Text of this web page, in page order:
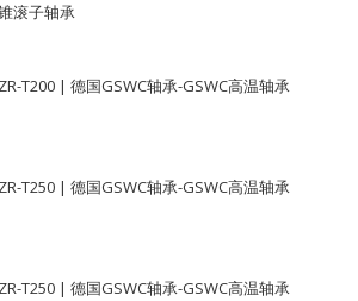
滚子轴承
T200 | 德国GSWC轴承-GSWC高温轴承
T250 | 德国GSWC轴承-GSWC高温轴承
T250 | 德国GSWC轴承-GSWC高温轴承